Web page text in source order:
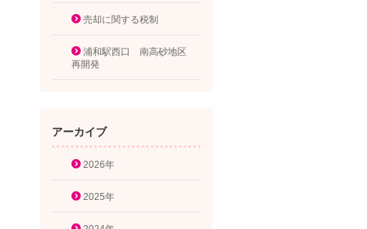
売却に関する税制
浦和駅西口 南高砂地区
再開発
アーカイブ
2026年
2025年